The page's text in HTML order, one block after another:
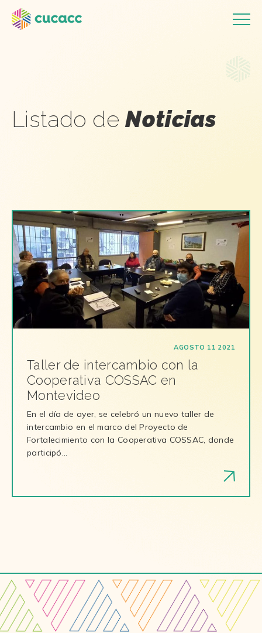
Listado deNoticias
AGOSTO 11 2021
Taller de intercambio con la
Cooperativa COSSAC en
Montevideo
En el día de ayer, se celebró un nuevo taller de
intercambio en el marco del Proyecto de
Fortalecimiento con la Cooperativa COSSAC, donde
participó…